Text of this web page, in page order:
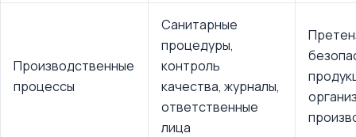
Производственные
процессы
Санитарные
процедуры,
контроль
качества, журналы,
ответственные
лица